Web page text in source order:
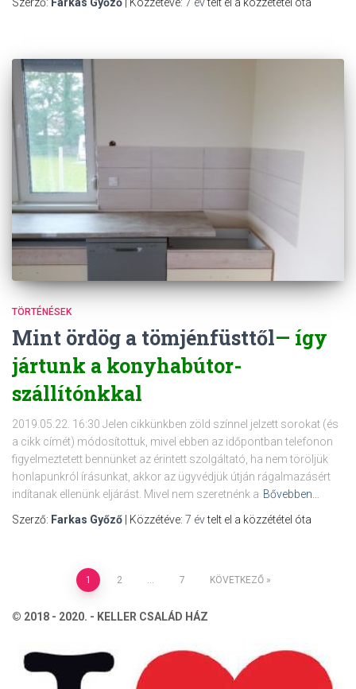
TÖRTÉNÉSEK
Mint ördög a tömjénfüsttől— így
jártunk a konyhabútor-
szállítónkkal
2019.05.22. 16:30 Jelen cikkünkben zöld színnel jelzett sorokat (és
a cikk címét) módosítottuk, mivel ebben az időpontban telefonon
figyelmeztetett bennünket az érintett szolgáltató, ha nem töröljük
honlapunkról írásunkat, akkor az ügyvédjük útján rágalmazásért
indítanak ellenünk eljárást. Mivel nem szeretnénk a Bővebben…
Szerző: Farkas Győző | Közzétéve: 7 évtelt el a közzététel óta
Bejegyzések
lapozása
1 2 7 KÖVETKEZŐ
© 2018 - 2020. - KELLER CSALÁD HÁZ